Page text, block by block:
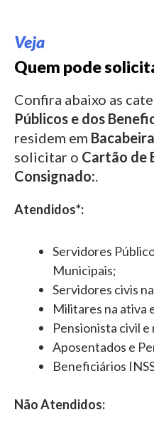
Veja
Quem pode
Confira abaixo as
Públicos e dos
residem em
solicitar o Cartão de
Consignado:.
Atendidos*:
Servidores
Municipais;
Servidores civis
Militares na ativa
Pensionista civil e
Aposentados e
Beneficiários
Não Atendidos: